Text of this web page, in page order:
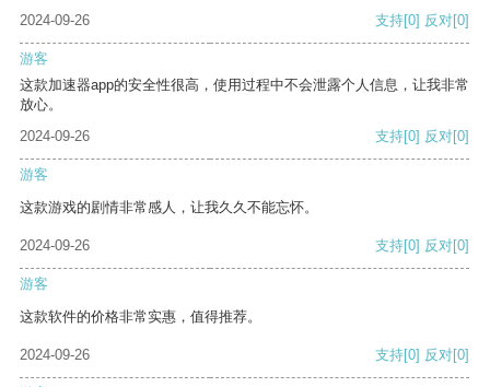
2024-09-26 支持[0] 反对[0]
游客
这款加速器app的安全性很高，使用过程中不会泄露个人信息，让我非常
放心。
2024-09-26
支持[0] 反对[0]
游客
这款游戏的剧情非常感人，让我久久不能忘怀。
2024-09-26 支持[0] 反对[0]
游客
这款软件的价格非常实惠，值得推荐。
2024-09-26 支持[0] 反对[0]